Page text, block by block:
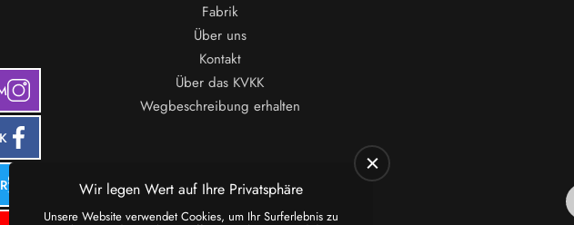
Fabrik
Über uns
Kontakt
Über das KVKK
Wegbeschreibung erhalten
Wir legen Wert auf Ihre Privatsphäre
Unsere Website verwendet Cookies, um Ihr Surferlebnis zu